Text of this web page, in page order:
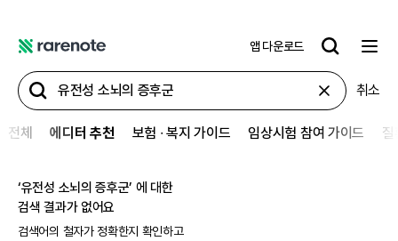
어
노
트
앱 다운로드
취소
전체 에디터 추천 보험 ∙ 복지 가이드 임상시험 참여 가이드 질
‘유전성 소뇌의 증후군’ 에 대한
검색 결과가 없어요
검색어의 철자가 정확한지 확인하고